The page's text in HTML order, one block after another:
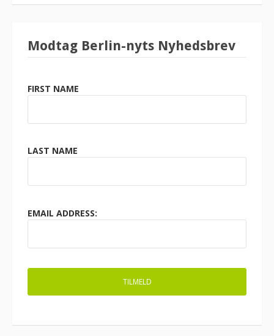
Modtag Berlin-nyts Nyhedsbrev
FIRST NAME
LAST NAME
EMAIL ADDRESS: